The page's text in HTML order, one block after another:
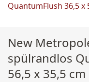
QuantumFlush 36,5 x
New
spülrandlos
56,5 x 35,5